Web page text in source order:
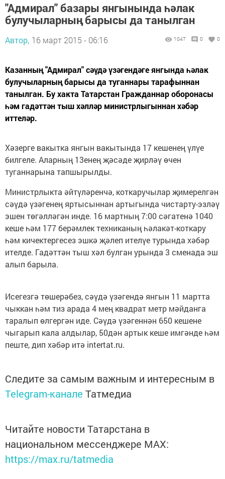
"Адмирал" базары янгынында һәлак
булучыларның барысы да танылган
Автор, 16 март 2015 - 06:16 1047 0 0
Казанның "Адмирал" сәүдә үзәгендәге янгында һәлак
булучыларның барысы да туганнары тарафыннан
танылган. Бу хакта Татарстан Гражданнар оборонасы
һәм гадәттән тыш хәлләр министрлыгыннан хәбәр
иттеләр.
Хәзерге вакытка янгын вакытында 17 кешенең үлүе
билгеле. Аларның 13енең җәсәде җирләү өчен
туганнарына тапшырылды.
Министрлыкта әйтүләренчә, коткаручылар җимерелгән
сәүдә үзәгенең яртысыннан артыгында чистарту-эзләү
эшен төгәлләгән инде. 16 мартның 7:00 сәгатенә 1040
кеше һәм 177 берәмлек техниканың һәлакәт-коткару
һәм кичектергесез эшкә җәлеп ителүе турында хәбәр
ителде. Гадәттән тыш хәл булган урында 3 сменада эш
алып барыла.
Исегезгә төшерәбез, сәүдә үзәгендә янгын 11 мартта
чыккан һәм тиз арада 4 мең квадрат метр мәйданга
таралып өлгергән иде. Сәүдә үзәгеннән 650 кешене
чыгарып кала алдылар, 50дән артык кеше имгәнде һәм
пеште, дип хәбәр итә intertat.ru.
Следите за самым важным и интересным в
Telegram-канале Татмедиа
Читайте новости Татарстана в
национальном мессенджере MАХ:
https://max.ru/tatmedia